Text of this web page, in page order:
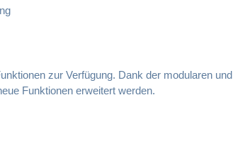
zur Verfügung. Dank der modularen und
Funktionen erweitert werden.